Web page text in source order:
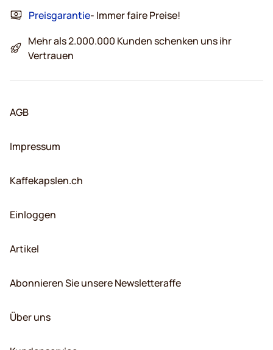
Preisgarantie- Immer faire Preise!
Mehr als 2.000.000 Kunden schenken uns ihr
Vertrauen
AGB
Impressum
Kaffekapslen.ch
Einloggen
Artikel
Abonnieren Sie unsere Newsletteraffe
Über uns